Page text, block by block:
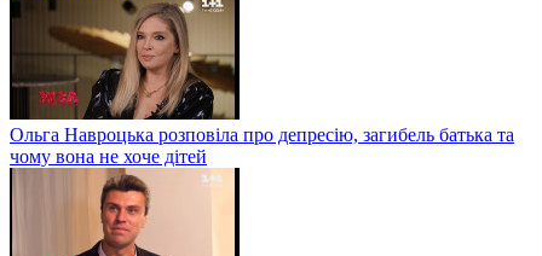
Ольга Навроцька розповіла про депресію, загибель батька та
чому вона не хоче дітей